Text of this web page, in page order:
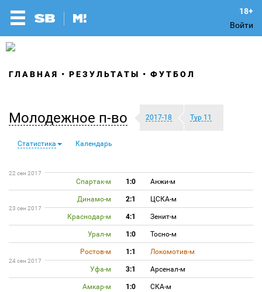
Войти
ГЛАВНАЯ РЕЗУЛЬТАТЫ ФУТБОЛ
Молодежное п-во 2017-18 Тур 11
Статистика Календарь
22 сен 2017
Спартак-м 1:0 Анжи-м
Динамо-м 2:1 ЦСКА-м
23 сен 2017
Краснодар-м 4:1 Зенит-м
Урал-м 1:0 Тосно-м
Ростов-м 1:1 Локомотив-м
24 сен 2017
Уфа-м 3:1 Арсенал-м
Амкар-м 1:0 СКА-м